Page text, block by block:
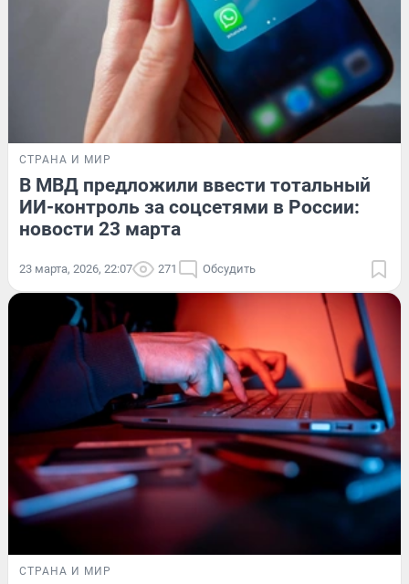
СТРАНА И МИР
В МВД предложили ввести тотальный
ИИ-контроль за соцсетями в России:
новости 23 марта
23 марта, 2026, 22:07 271 Обсудить
СТРАНА И МИР